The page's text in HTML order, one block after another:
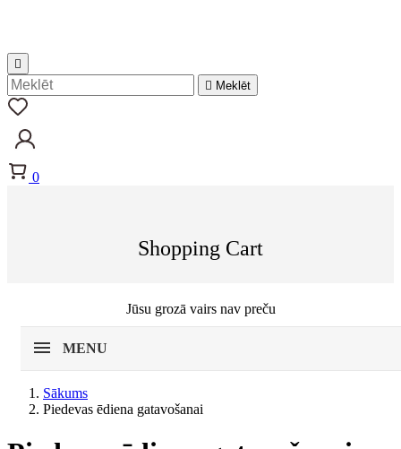

 Meklēt
0
Shopping Cart
Jūsu grozā vairs nav preču
MENU
Sākums
Piedevas ēdiena gatavošanai